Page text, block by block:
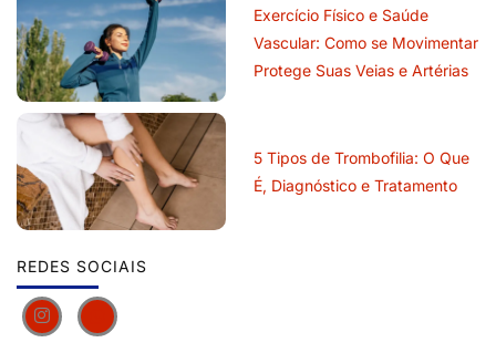
Exercício Físico e Saúde
Vascular: Como se Movimentar
Protege Suas Veias e Artérias
5 Tipos de Trombofilia: O Que
É, Diagnóstico e Tratamento
REDES SOCIAIS